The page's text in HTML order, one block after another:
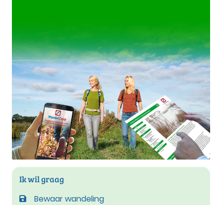
Ik wil graag
Bewaar wandeling